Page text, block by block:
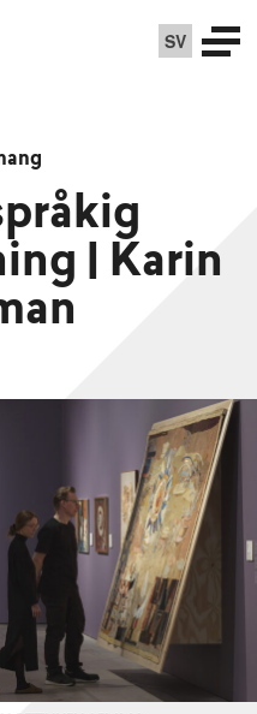
SV
| Karin